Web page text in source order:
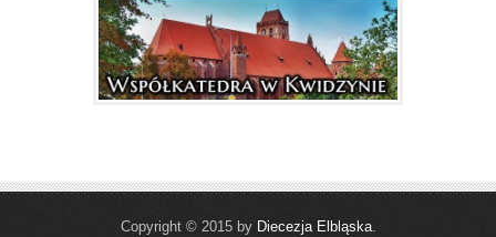
Copyright © 2015 by Diecezja Elbląska.